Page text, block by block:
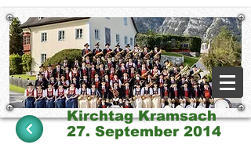
Kirchtag Kramsach
27. September 2014